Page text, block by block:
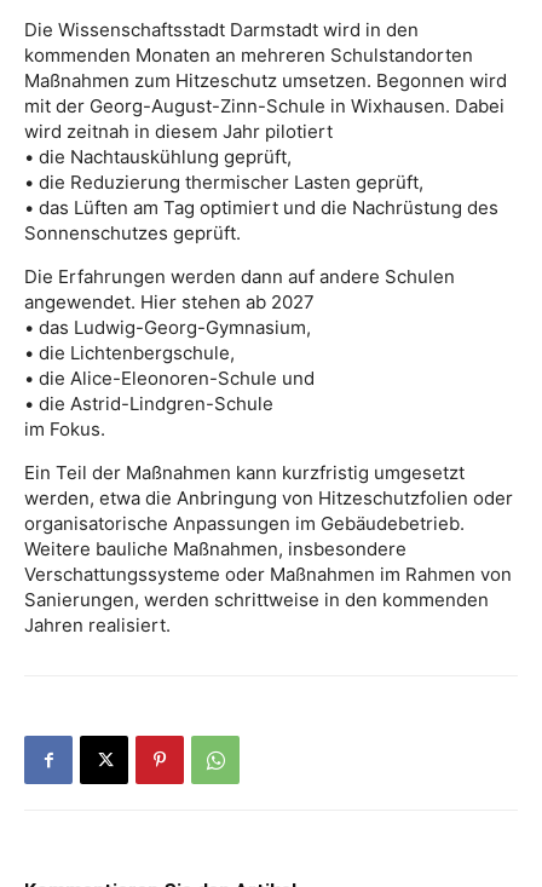
Die Wissenschaftsstadt Darmstadt wird in den
kommenden Monaten an mehreren Schulstandorten
Maßnahmen zum Hitzeschutz umsetzen. Begonnen wird
mit der Georg-August-Zinn-Schule in Wixhausen. Dabei
wird zeitnah in diesem Jahr pilotiert
• die Nachtauskühlung geprüft,
• die Reduzierung thermischer Lasten geprüft,
• das Lüften am Tag optimiert und die Nachrüstung des
Sonnenschutzes geprüft.
Die Erfahrungen werden dann auf andere Schulen
angewendet. Hier stehen ab 2027
• das Ludwig-Georg-Gymnasium,
• die Lichtenbergschule,
• die Alice-Eleonoren-Schule und
• die Astrid-Lindgren-Schule
im Fokus.
Ein Teil der Maßnahmen kann kurzfristig umgesetzt
werden, etwa die Anbringung von Hitzeschutzfolien oder
organisatorische Anpassungen im Gebäudebetrieb.
Weitere bauliche Maßnahmen, insbesondere
Verschattungssysteme oder Maßnahmen im Rahmen von
Sanierungen, werden schrittweise in den kommenden
Jahren realisiert.